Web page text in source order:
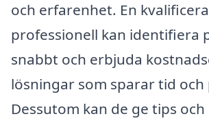
och erfarenhet. En
professionell kan identifiera
snabbt och erbjuda
lösningar som sparar tid och
Dessutom kan de ge tips